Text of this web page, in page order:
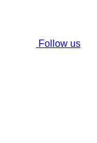
Follow us